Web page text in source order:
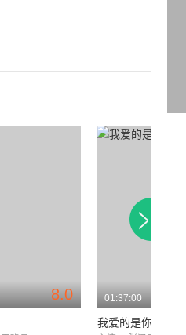
8.0 01:37:00
我爱的是你爱我